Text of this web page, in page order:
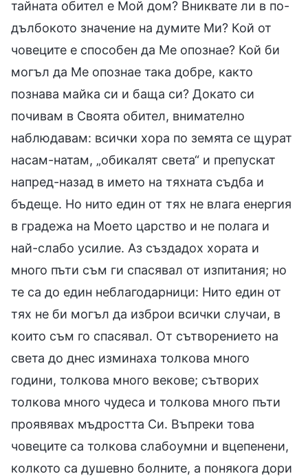
тайната обител е Мой дом? Вниквате ли в по-
дълбокото значение на думите Ми? Кой от
човеците е способен да Ме опознае? Кой би
могъл да Ме опознае така добре, както
познава майка си и баща си? Докато си
почивам в Своята обител, внимателно
наблюдавам: всички хора по земята се щурат
насам-натам, „обикалят света“ и препускат
напред-назад в името на тяхната съдба и
бъдеще. Но нито един от тях не влага енергия
в градежа на Моето царство и не полага и
най-слабо усилие. Аз създадох хората и
много пъти съм ги спасявал от изпитания; но
те са до един неблагодарници: Нито един от
тях не би могъл да изброи всички случаи, в
които съм го спасявал. От сътворението на
света до днес изминаха толкова много
години, толкова много векове; сътворих
толкова много чудеса и толкова много пъти
проявявах мъдростта Си. Въпреки това
човеците са толкова слабоумни и вцепенени,
колкото са душевно болните, а понякога дори